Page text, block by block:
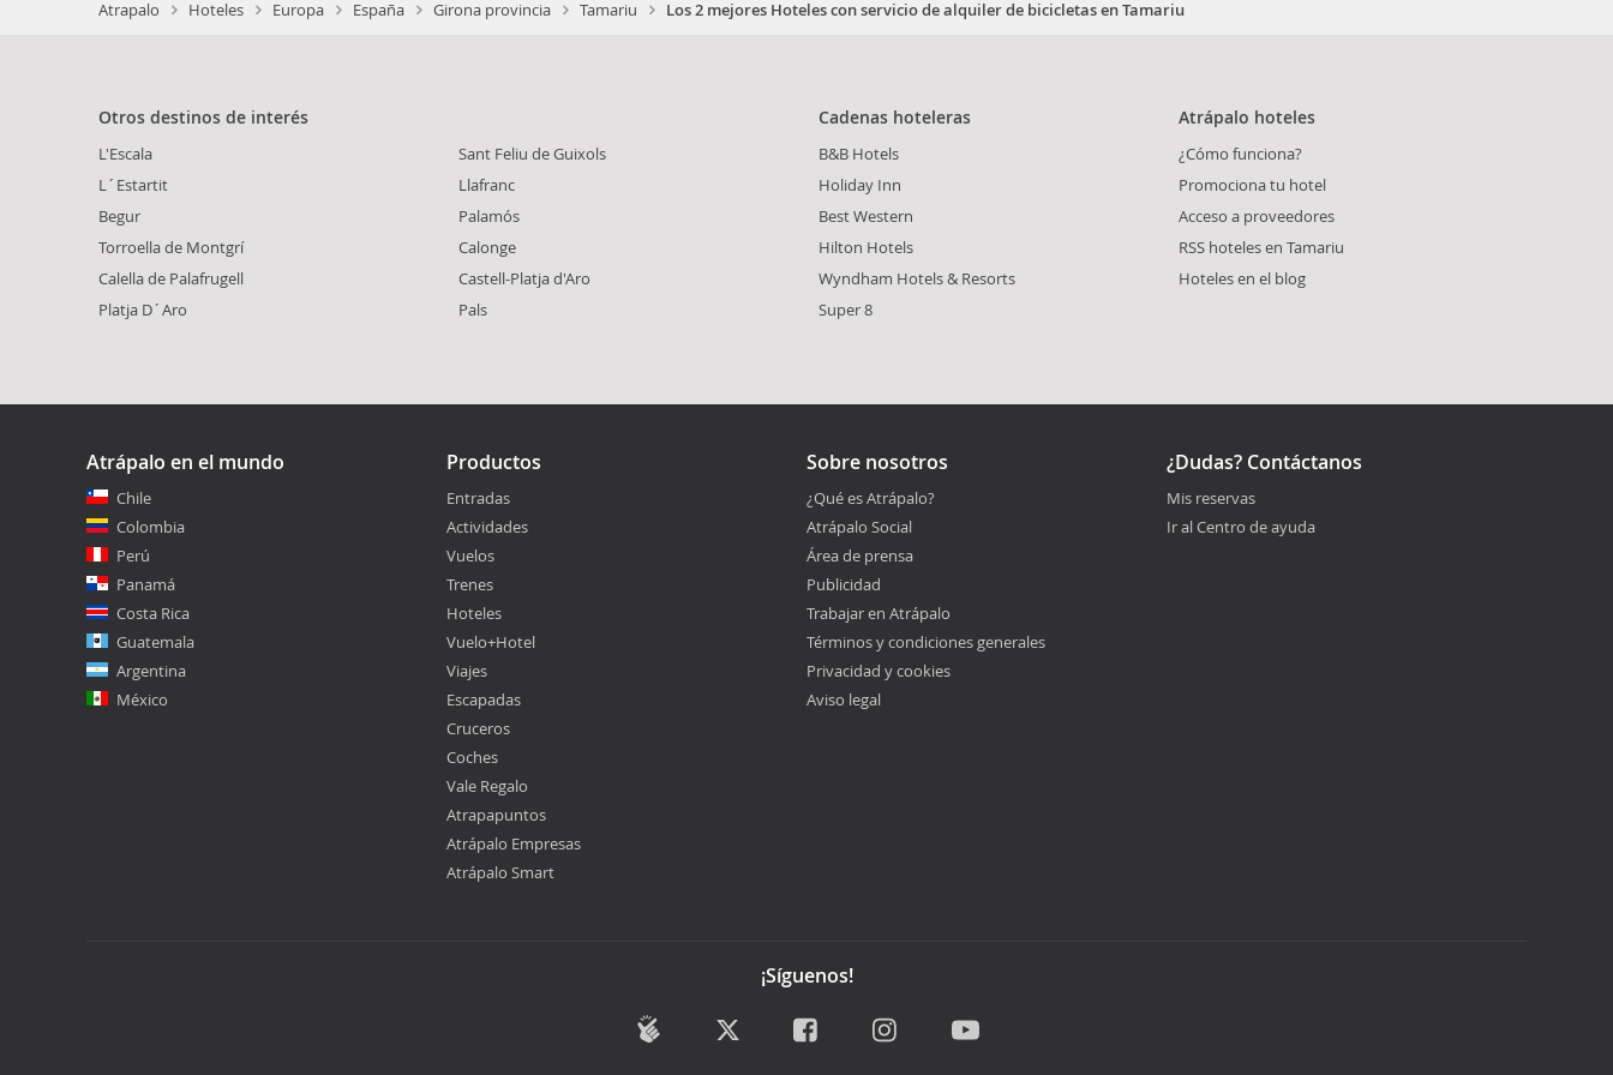
Atrapalo Hoteles Europa España Girona provincia Tamariu Los 2 mejores Hoteles con servicio de alquiler de bicicletas en Tamariu
Otros destinos de interés
L'Escala
L´Estartit
Begur
Torroella de Montgrí
Calella de Palafrugell
Platja D´Aro
Sant Feliu de Guixols
Llafranc
Palamós
Calonge
Castell-Platja d'Aro
Pals
Cadenas hoteleras
B&B Hotels
Holiday Inn
Best Western
Hilton Hotels
Wyndham Hotels & Resorts
Super 8
Atrápalo hoteles
¿Cómo funciona?
Promociona tu hotel
Acceso a proveedores
RSS hoteles en Tamariu
Hoteles en el blog
Atrápalo en el mundo
Chile
Colombia
Perú
Panamá
Costa Rica
Guatemala
Argentina
México
Productos
Entradas
Actividades
Vuelos
Trenes
Hoteles
Vuelo+Hotel
Viajes
Escapadas
Cruceros
Coches
Vale Regalo
Atrapapuntos
Atrápalo Empresas
Atrápalo Smart
Sobre nosotros
¿Qué es Atrápalo?
Atrápalo Social
Área de prensa
Publicidad
Trabajar en Atrápalo
Términos y condiciones generales
Privacidad y cookies
Aviso legal
¿Dudas? Contáctanos
Mis reservas
Ir al Centro de ayuda
¡Síguenos!